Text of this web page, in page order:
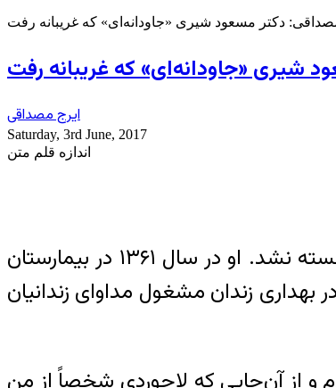
دکتر مسعود شیری «جاودانه‌ای» که غریبانه رفت
شیری «جاودانه‌ای» که غریبانه رفت
ایرج مصداقی
Saturday, 3rd June, 2017
اندازه قلم متن
دکتر مسعود شیری یکی از هزاران جاودانه‌هایی است که ناشناخته ماند و قدرش چنان‌که باید و شاید دانسته نشد. او در سال ۱۳۶۱ در بیمارستان
به زندان گوهردشت منتقل شد و در بهداری زندان مشغول مداوای زندانیان